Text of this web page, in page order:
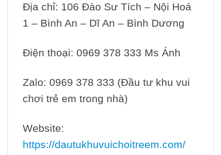
Địa chỉ: 106 Đào Sư Tích – Nội Hoá
1 – Bình An – Dĩ An – Bình Dương
Điện thoại: 0969 378 333 Ms Ánh
Zalo: 0969 378 333 (Đầu tư khu vui
chơi trẻ em trong nhà)
Website:
https://dautukhuvuichoitreem.com/